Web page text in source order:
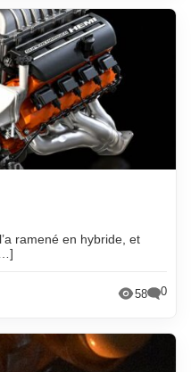
ramené en hybride, et
58 0